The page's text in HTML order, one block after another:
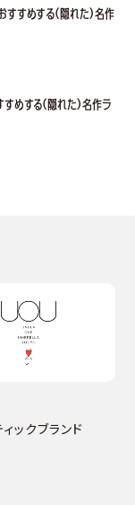
すすめする(隠れた)名作
すめする(隠れた)名作ラ
ックブランド